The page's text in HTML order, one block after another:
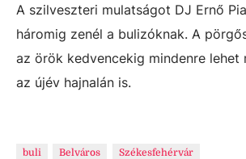
A szilveszteri mulatságot DJ Ernő
háromig zenél a bulizóknak. A
az örök kedvencekig mindenre lehet
az újév hajnalán is.
buli Belváros Székesfehérvár